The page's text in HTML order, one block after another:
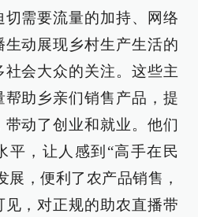
需要流量的加持、网络
动展现乡村生产生活的
会大众的关注。这些主
助乡亲们销售产品，提
动了创业和就业。他们
平，让人感到“高手在民
展，便利了农产品销售，
，对正规的助农直播带